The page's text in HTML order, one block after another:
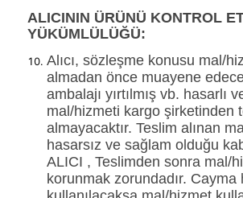
ALICININ ÜRÜNÜ KONTROL
YÜKÜMLÜLÜĞÜ:
Alıcı, sözleşme konusu mal/
almadan önce muayene
ambalajı yırtılmış vb. hasarlı
mal/hizmeti kargo şirketinden
almayacaktır. Teslim alınan
hasarsız ve sağlam olduğu
ALICI , Teslimden sonra mal/
korunmak zorundadır. Cayma